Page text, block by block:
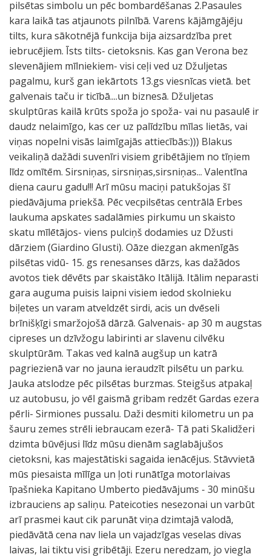
pilsētas simbolu un pēc bombardēšanas 2.Pasaules
kara laikā tas atjaunots pilnībā. Varens kājāmgājēju
tilts, kura sākotnējā funkcija bija aizsardzība pret
iebrucējiem. Īsts tilts- cietoksnis. Kas gan Verona bez
slevenājiem mīlniekiem- visi ceļi ved uz Džuljetas
pagalmu, kurš gan iekārtots 13.gs viesnīcas vietā. bet
galvenais taču ir ticībā....un biznesā. Džuljetas
skulptūras kailā krūts spoža jo spoža- vai nu pasaulē ir
daudz nelaimīgo, kas cer uz palīdzību mīlas lietās, vai
viņas nopelni visās laimīgajās attiecībās:))) Blakus
veikaliņā dažādi suvenīri visiem gribētājiem no tīņiem
līdz omītēm. Sirsniņas, sirsniņas,sirsniņas... Valentīna
diena cauru gadu!!! Arī mūsu maciņi patukšojas šī
piedāvājuma priekšā. Pēc vecpilsētas centrālā Erbes
laukuma apskates sadalāmies pirkumu un skaisto
skatu mīlētājos- viens pulciņš dodamies uz Džusti
dārziem (Giardino GIusti). Oāze diezgan akmenīgās
pilsētas vidū- 15. gs renesanses dārzs, kas dažādos
avotos tiek dēvēts par skaistāko Itālijā. Itālim neparasti
gara auguma puisis laipni visiem iedod skolnieku
biļetes un varam atveldzēt sirdi, acis un dvēseli
brīnišķīgi smaržojošā dārzā. Galvenais- ap 30 m augstas
cipreses un dzīvžogu labirinti ar slavenu cilvēku
skulptūrām. Takas ved kalnā augšup un katrā
pagriezienā var no jauna ieraudzīt pilsētu un parku.
Jauka atslodze pēc pilsētas burzmas. Steigšus atpakaļ
uz autobusu, jo vēl gaismā gribam redzēt Gardas ezera
pērli- Sirmiones pussalu. Daži desmiti kilometru un pa
šauru zemes strēli iebraucam ezerā- Tā pati Skalidžeri
dzimta būvējusi līdz mūsu dienām saglabājušos
cietoksni, kas majestātiski sagaida ienācējus. Stāvvietā
mūs piesaista mīlīga un ļoti runātīga motorlaivas
īpašnieka Kapitano Umberto piedāvājums - 30 minūšu
izbrauciens ap saliņu. Pateicoties nesezonai un varbūt
arī prasmei kaut cik parunāt viņa dzimtajā valodā,
piedāvātā cena nav liela un vajadzīgas veselas divas
laivas, lai tiktu visi gribētāji. Ezeru neredzam, jo viegla